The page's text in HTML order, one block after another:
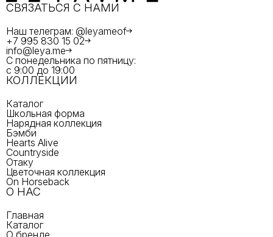
СВЯЗАТЬСЯ С НАМИ
Наш телеграм: @leyameof
+7 995 830 15 02
info@leya.me
С понедельника по пятницу:
с 9:00 до 19:00
КОЛЛЕКЦИИ
Каталог
Школьная форма
Нарядная коллекция
Бэмби
Hearts Alive
Countryside
Отаку
Цветочная коллекция
On Horseback
О НАС
Главная
Каталог
О бренде